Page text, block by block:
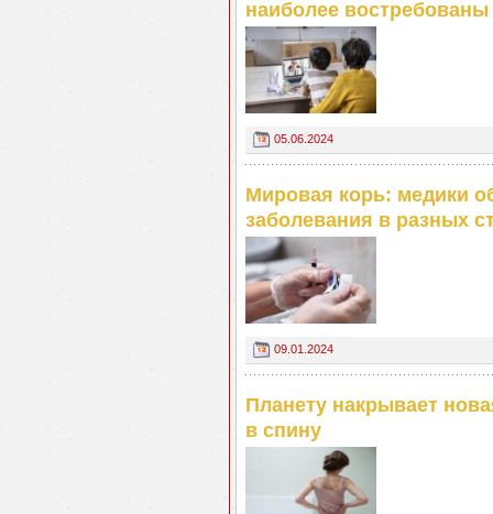
наиболее
05.06.2024
Мировая корь: медики
заболевания в разных
09.01.2024
Планету накрывает
в спину